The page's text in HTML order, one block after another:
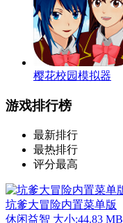
樱花校园模拟器
游戏排行榜
最新排行
最热排行
评分最高
坑爹大冒险内置菜单版
休闲益智 大小:44.83 MB